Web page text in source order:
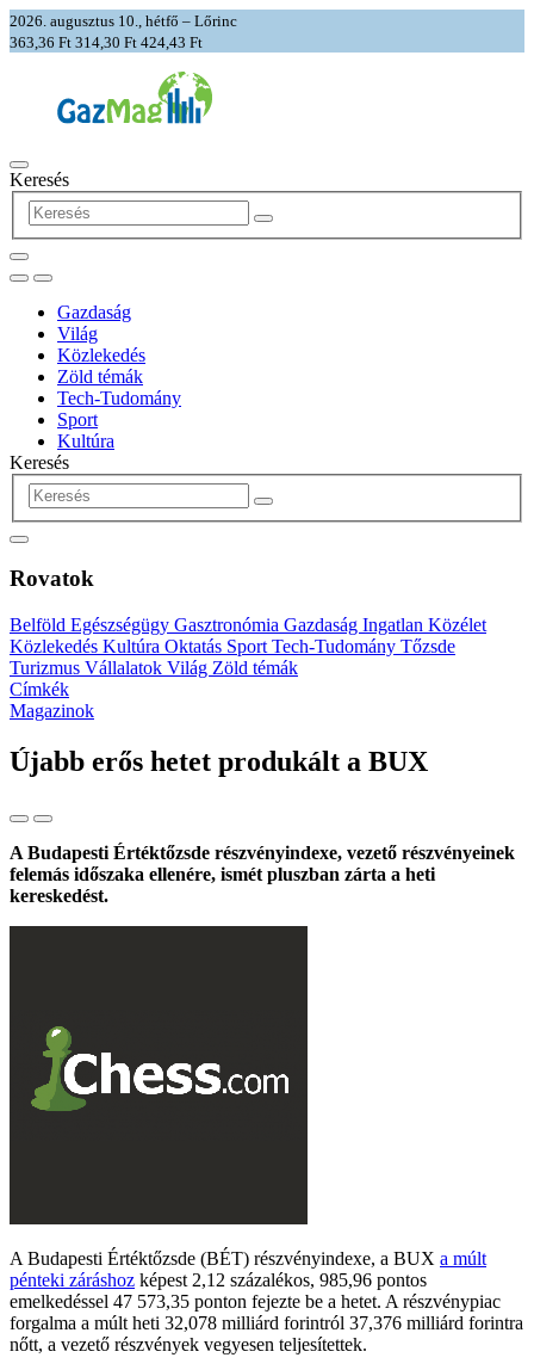
2026. augusztus 10., hétfő – Lőrinc
363,36 Ft 314,30 Ft 424,43 Ft
Keresés
Gazdaság
Világ
Közlekedés
Zöld témák
Tech-Tudomány
Sport
Kultúra
Keresés
Rovatok
Belföld Egészségügy Gasztronómia Gazdaság Ingatlan Közélet
Közlekedés Kultúra Oktatás Sport Tech-Tudomány Tőzsde
Turizmus Vállalatok Világ Zöld témák
Címkék
Magazinok
Újabb erős hetet produkált a BUX
A Budapesti Értéktőzsde részvényindexe, vezető részvényeinek
felemás időszaka ellenére, ismét pluszban zárta a heti
kereskedést.
A Budapesti Értéktőzsde (BÉT) részvényindexe, a BUX a múlt
pénteki záráshoz képest 2,12 százalékos, 985,96 pontos
emelkedéssel 47 573,35 ponton fejezte be a hetet. A részvénypiac
forgalma a múlt heti 32,078 milliárd forintról 37,376 milliárd forintra
nőtt, a vezető részvények vegyesen teljesítettek.